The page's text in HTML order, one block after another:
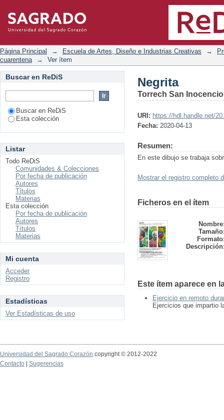
Página Principal → Escuela de Artes, Diseño e Industrias Creativas →
cuarentena
→ Ver ítem
Negrita
Torrech San
URI: https://hdl.handle.net/
Fecha: 2020-04-13
Resumen:
En este dibujo se trabaja
Mostrar el registro completo
Ficheros en el ítem
Este ítem aparece en
Ejercicio en remoto
Ejercicios que impartio
Buscar en ReDiS
Buscar en ReDiS
Esta colección
Listar
Todo ReDiS
Comunidades & Colecciones
Por fecha de publicación
Autores
Títulos
Materias
Esta colección
Por fecha de publicación
Autores
Títulos
Materias
Mi cuenta
Acceder
Registro
Estadísticas
Ver Estadísticas de uso
Universidad del Sagrado Corazón copyright © 2012-2022
Contacto
Sugerencias